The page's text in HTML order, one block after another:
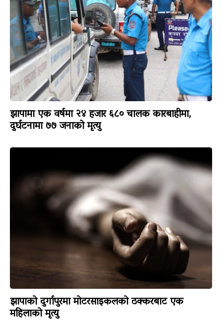
झापामा एक वर्षमा २४ हजार ६८० चालक कारबाहीमा,
दुर्घटनामा ७७ जनाको मृत्यु
झापाको दुर्गापुरमा मोटरसाइकलको ठक्करबाट एक
महिलाको मृत्यु